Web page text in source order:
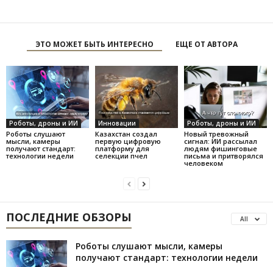
ЭТО МОЖЕТ БЫТЬ ИНТЕРЕСНО ЕЩЕ ОТ АВТОРА
Роботы, дроны и ИИ
Роботы слушают
мысли, камеры
получают стандарт:
технологии недели
Инновации
Казахстан создал
первую цифровую
платформу для
селекции пчел
Роботы, дроны и ИИ
Новый тревожный
сигнал: ИИ рассылал
людям фишинговые
письма и притворялся
человеком
ПОСЛЕДНИЕ ОБЗОРЫ All
Роботы слушают мысли, камеры
получают стандарт: технологии недели